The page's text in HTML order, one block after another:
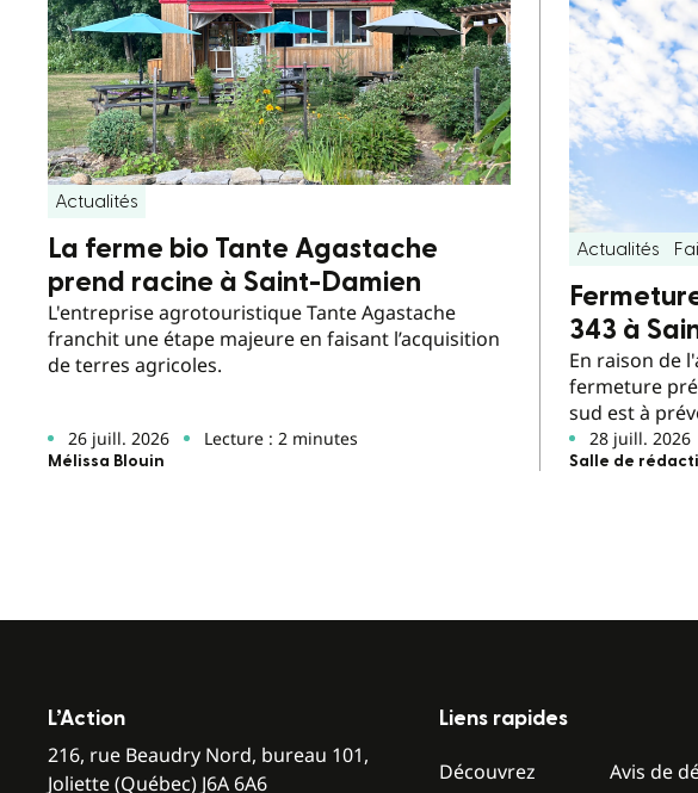
Actualités
La ferme bio Tante Agastache
prend racine à Saint-Damien
L'entreprise agrotouristique Tante Agastache
franchit une étape majeure en faisant l’acquisition
de terres agricoles.
26 juill. 2026 Lecture : 2 minutes
Mélissa Blouin
Actualités
343 à
En raison de
fermeture
sud est à
28 juill. 2026
Salle de
L’Action
216, rue Beaudry Nord, bureau 101,
Joliette (Québec) J6A 6A6
Liens rapides
Découvrez Avis de